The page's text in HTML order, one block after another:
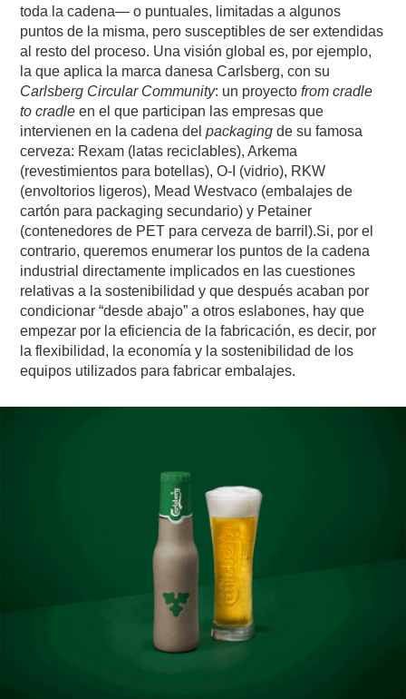
toda la cadena— o puntuales, limitadas a algunos
puntos de la misma, pero susceptibles de ser extendidas
al resto del proceso. Una visión global es, por ejemplo,
la que aplica la marca danesa Carlsberg, con su
Carlsberg Circular Community: un proyectofrom cradle
to cradle en el que participan las empresas que
intervienen en la cadena delpackaging de su famosa
cerveza: Rexam (latas reciclables), Arkema
(revestimientos para botellas), O-I (vidrio), RKW
(envoltorios ligeros), Mead Westvaco (embalajes de
cartón para packaging secundario) y Petainer
(contenedores de PET para cerveza de barril).Si, por el
contrario, queremos enumerar los puntos de la cadena
industrial directamente implicados en las cuestiones
relativas a la sostenibilidad y que después acaban por
condicionar “desde abajo” a otros eslabones, hay que
empezar por la eficiencia de la fabricación, es decir, por
la flexibilidad, la economía y la sostenibilidad de los
equipos utilizados para fabricar embalajes.